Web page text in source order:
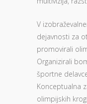
V
dejavnosti za
promovirali
Organizirali
športne
Konceptualna
olimpijskih